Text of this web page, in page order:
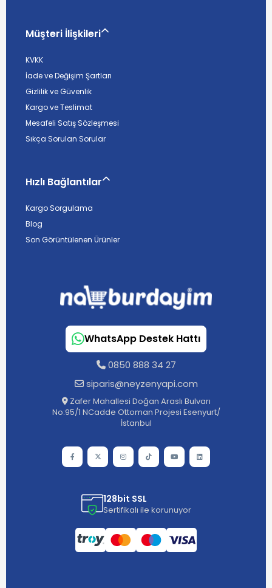
Müşteri İlişkileri
KVKK
İade ve Değişim Şartları
Gizlilik ve Güvenlik
Kargo ve Teslimat
Mesafeli Satış Sözleşmesi
Sıkça Sorulan Sorular
Hızlı Bağlantılar
Kargo Sorgulama
Blog
Son Görüntülenen Ürünler
WhatsApp Destek Hattı
0850 888 34 27
siparis@neyzenyapi.com
Zafer Mahallesi Doğan Araslı Bulvarı
No:95/1 NCadde Ottoman Projesi Esenyurt/
İstanbul
128bit SSL
Sertifikalı ile korunuyor